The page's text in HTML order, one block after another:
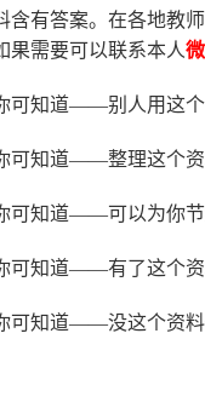
含有答案。 在各地教
果需要可以联系本人微
可知道——别人用这个
可知道——整理这个资
可知道——可以为你节
可知道——有了这个资
可知道——没这个资料